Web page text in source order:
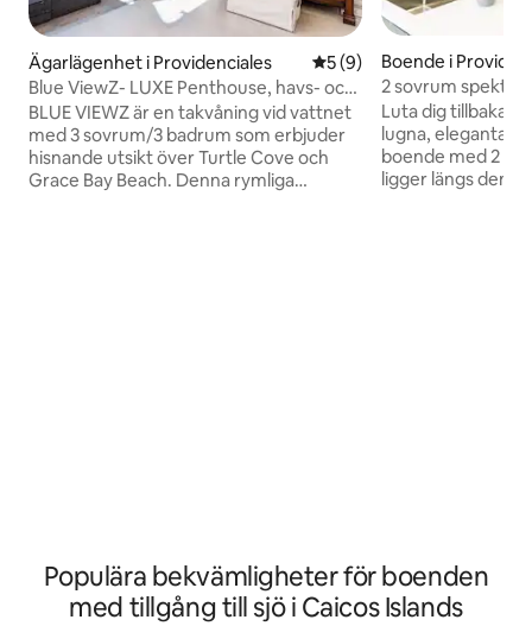
Ägarlägenhet i Providenciales 5 av 5 i genomsnittligt
5 (9)
Blue ViewZ- LUXE Penthouse, havs- och
marinutsikt
BLUE VIEWZ är en takvåning vid vattnet
med 3 sovrum/3 badrum som erbjuder
hisnande utsikt över Turtle Cove och
Grace Bay Beach. Denna rymliga
Boende i
2 sovrum
Luta dig tillbaka
lugna, eleganta
boende med 2
ligger längs den
Populära bekvämligheter för boenden
med tillgång till sjö i Caicos Islands